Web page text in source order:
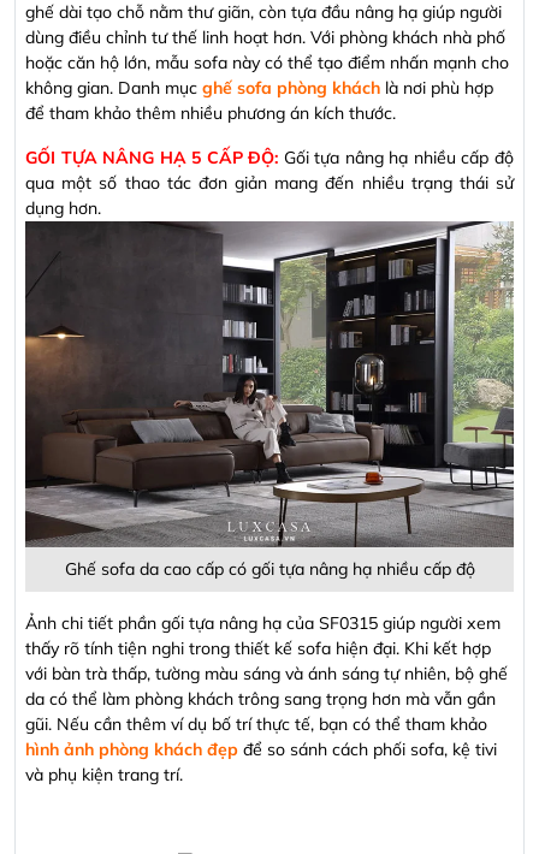
ghế dài tạo chỗ nằm thư giãn, còn tựa đầu nâng hạ giúp người
dùng điều chỉnh tư thế linh hoạt hơn. Với phòng khách nhà phố
hoặc căn hộ lớn, mẫu sofa này có thể tạo điểm nhấn mạnh cho
không gian. Danh mục ghế sofa phòng khách là nơi phù hợp
để tham khảo thêm nhiều phương án kích thước.
GỐI TỰA NÂNG HẠ 5 CẤP ĐỘ: Gối tựa nâng hạ nhiều cấp độ
qua một số thao tác đơn giản mang đến nhiều trạng thái sử
dụng hơn.
Ghế sofa da cao cấp có gối tựa nâng hạ nhiều cấp độ
Ảnh chi tiết phần gối tựa nâng hạ của SF0315 giúp người xem
thấy rõ tính tiện nghi trong thiết kế sofa hiện đại. Khi kết hợp
với bàn trà thấp, tường màu sáng và ánh sáng tự nhiên, bộ ghế
da có thể làm phòng khách trông sang trọng hơn mà vẫn gần
gũi. Nếu cần thêm ví dụ bố trí thực tế, bạn có thể tham khảo
hình ảnh phòng khách đẹp để so sánh cách phối sofa, kệ tivi
và phụ kiện trang trí.